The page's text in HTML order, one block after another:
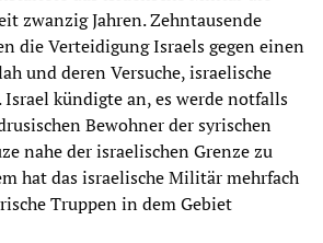
zwanzig Jahren. Zehntausende
die Verteidigung Israels gegen einen
und deren Versuche, israelische
Israel kündigte an, es werde notfalls
Bewohner der syrischen
nahe der israelischen Grenze zu
hat das israelische Militär mehrfach
Truppen in dem Gebiet